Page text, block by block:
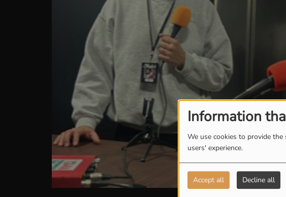
Information
We use cookies to provide
users' experience.
Accept all Decline all